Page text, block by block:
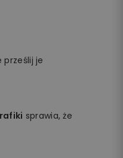
je
sprawia, że